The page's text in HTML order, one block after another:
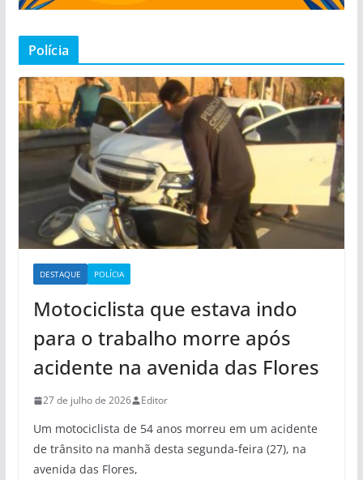
Polícia
DESTAQUE POLÍCIA
Motociclista que estava indo
para o trabalho morre após
acidente na avenida das Flores
27 de julho de 2026 Editor
Um motociclista de 54 anos morreu em um acidente
de trânsito na manhã desta segunda-feira (27), na
avenida das Flores,